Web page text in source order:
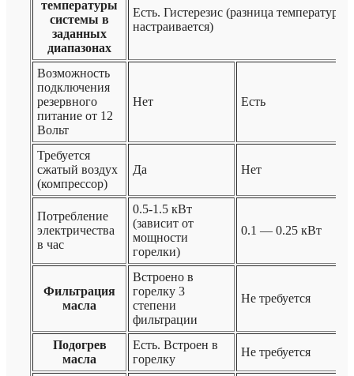
температуры
системы в
заданных
диапазонах
Есть. Гистерезис (разница температур
настраивается)
Возможность
подключения
резервного
питание от 12
Вольт
Нет Есть
Требуется
сжатый воздух
(компрессор)
Да Нет
Потребление
электричества
в час
0.5-1.5 кВт
(зависит от
мощности
горелки)
0.1 — 0.25 кВт
Фильтрация
масла
Встроено в
горелку 3
степени
фильтрации
Не требуется
Подогрев
масла
Есть. Встроен в
горелку
Не требуется